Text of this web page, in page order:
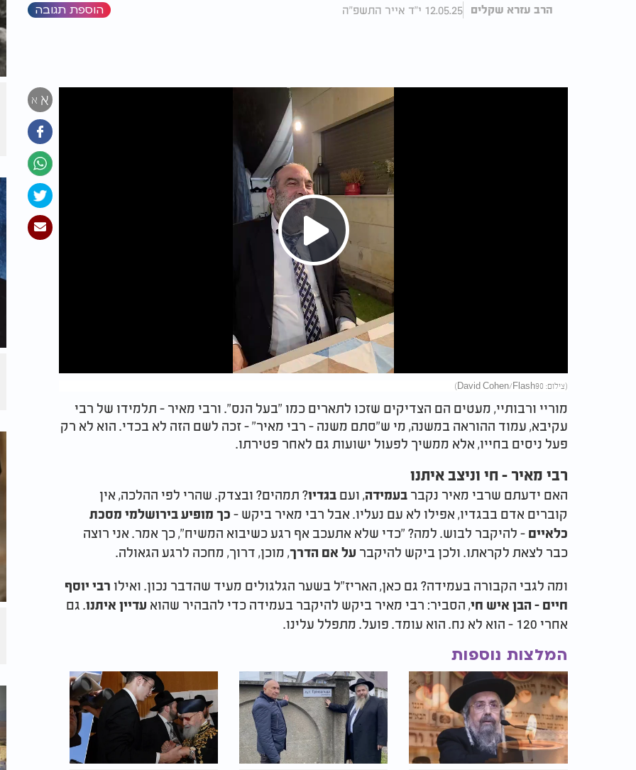
הרב עזרא שקלים 12.05.25 י"ד אייר התשפ"ה הוספת תגובה
א א
Play
Video
(צילום: David Cohen/Flash90)
מוריי ורבותיי, מעטים הם הצדיקים שזכו לתארים כמו "בעל הנס". ורבי מאיר - תלמידו של רבי
עקיבא, עמוד ההוראה במשנה, מי ש"סתם משנה - רבי מאיר" - זכה לשם הזה לא בכדי. הוא לא רק
פעל ניסים בחייו, אלא ממשיך לפעול ישועות גם לאחר פטירתו.
רבי מאיר - חי וניצב איתנו
האם ידעתם שרבי מאיר נקברבעמידה, ועםבגדיו? תמהים? ובצדק. שהרי לפי ההלכה, אין
קוברים אדם בבגדיו, אפילו לא עם נעליו. אבל רבי מאיר ביקש - כך מופיע בירושלמי מסכת
כלאיים - להיקבר לבוש. למה? "כדי שלא אתעכב אף רגע כשיבוא המשיח", כך אמר. אני רוצה
כבר לצאת לקראתו. ולכן ביקש להיקבר על אם הדרך, מוכן, דרוך, מחכה לרגע הגאולה.
ומה לגבי הקבורה בעמידה? גם כאן, האריז"ל בשער הגלגולים מעיד שהדבר נכון. ואילו רבי יוסף
חיים - הבן איש חי, הסביר: רבי מאיר ביקש להיקבר בעמידה כדי להבהיר שהוא עדיין איתנו. גם
אחרי 120 - הוא לא נח. הוא עומד. פועל. מתפלל עלינו.
המלצות נוספות